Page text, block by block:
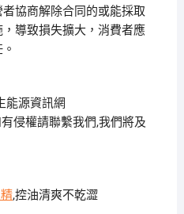
協商解除合同的或能採取
導致損失擴大，消費者應
能源資訊網
侵權請聯繫我們,我們將及
,控油清爽不乾澀